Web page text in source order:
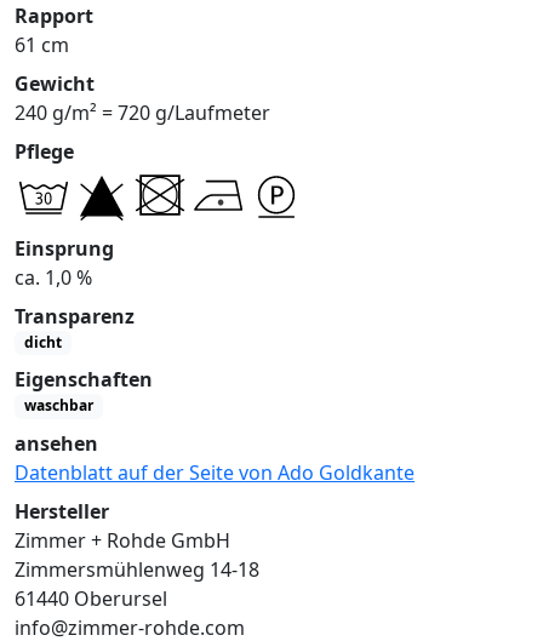
Rapport
61 cm
Gewicht
240 g/m² = 720 g/Laufmeter
Pflege
Einsprung
ca. 1,0 %
Transparenz
dicht
Eigenschaften
waschbar
ansehen
Datenblatt auf der Seite von Ado Goldkante
Hersteller
Zimmer + Rohde GmbH
Zimmersmühlenweg 14-18
61440 Oberursel
info@zimmer-rohde.com